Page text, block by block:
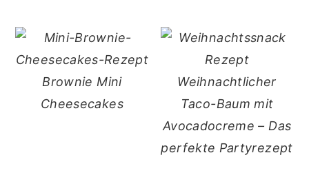
Brownie Mini
Cheesecakes
Weihnachtlicher
Taco-Baum mit
Avocadocreme – Das
perfekte Partyrezept